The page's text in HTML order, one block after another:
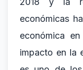
económicas
económica
impacto en la